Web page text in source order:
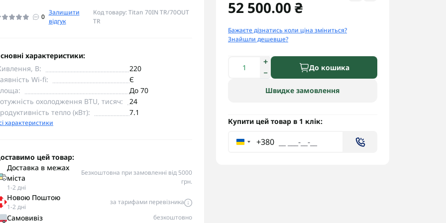
0
Залишити
відгук
Код товару: Titan 70IN TR/70OUT
TR
52 500.00 ₴
Бажаєте дізнатись коли ціна зміниться?
Знайшли дешевше?
До кошика
Швидке замовлення
Купити цей товар в 1 клік:
+380
характеристики:
В:
220
Wi-fi:
Є
До 70
охолодження BTU, тисяч:
24
тепло (кВт):
7.1
характеристики
цей товар:
Доставка в межах
міста
1-2 дні
Безкоштовна при замовленні від 5000
грн.
Новою Поштою
1-2 дні
за тарифами перевізника
Самовивіз безкоштовно